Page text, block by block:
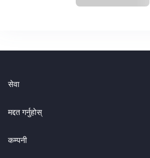
सेवा
मद्दत गर्नुहोस्
कम्पनी